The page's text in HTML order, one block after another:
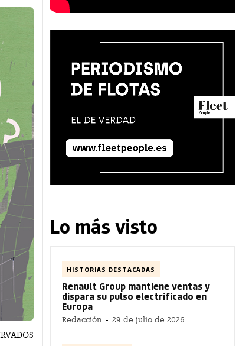
Lo más visto
HISTORIAS DESTACADAS
Renault Group mantiene ventas y
dispara su pulso electrificado en
Europa
Redacción - 29 de julio de 2026